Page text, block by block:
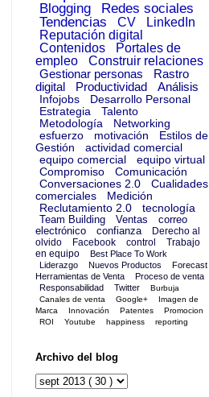
Blogging
Redes sociales
Tendencias
CV
LinkedIn
Reputación digital
Contenidos
Portales de
empleo
Construir relaciones
Gestionar personas
Rastro
digital
Productividad Análisis
Infojobs
Desarrollo Personal
Estrategia
Talento
Metodología
Networking
esfuerzo
motivación
Estilos de
Gestión
actividad comercial
equipo comercial
equipo virtual
Compromiso
Comunicación
Conversaciones 2.0
Cualidades
comerciales
Medición
Reclutamiento 2.0
tecnología
Team Building Ventas
correo
electrónico
confianza
Derecho al
olvido
Facebook control
Trabajo
en equipo
Best Place To Work
Liderazgo
Nuevos Productos
Forecast
Herramientas de Venta
Proceso de venta
Responsabilidad
Twitter
Burbuja
Canales de venta
Google+
Imagen de
Marca
Innovación Patentes
Promocion
ROI
Youtube happiness reporting
Archivo del blog